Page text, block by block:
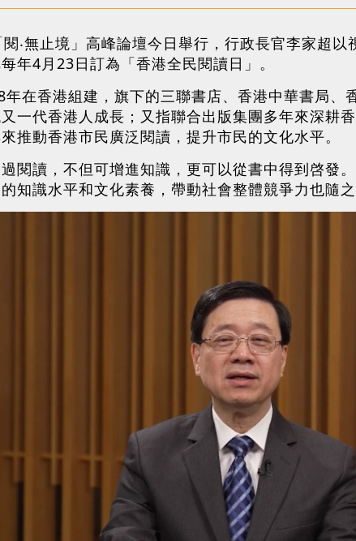
‧無止境」高峰論壇今日舉行，行政長官李家超
年4月23日訂為「香港全民閱讀日」。
在香港組建，旗下的三聯書店、香港中華書局、
一代香港人成長；又指聯合出版集團多年來深耕
推動香港市民廣泛閱讀，提升市民的文化水平。
閱讀，不但可增進知識，更可以從書中得到啓發
知識水平和文化素養，帶動社會整體競爭力也隨之